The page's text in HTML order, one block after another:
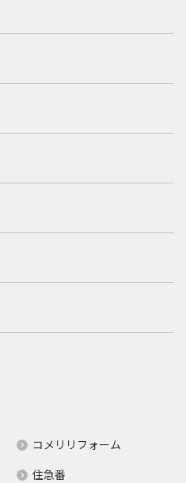
コメリリフォーム
住急番